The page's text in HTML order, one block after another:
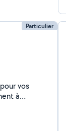
Particulier
vos
à